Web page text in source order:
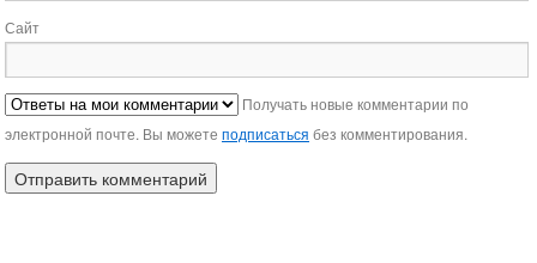
Сайт
Получать новые комментарии по
электронной почте. Вы можете подписаться без комментирования.